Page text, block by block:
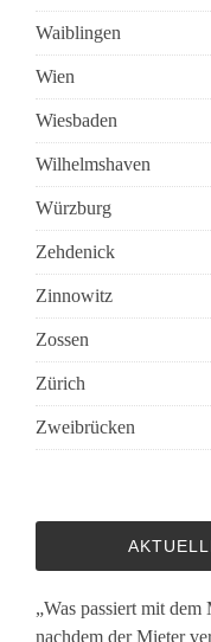
Waiblingen
Wien
Wiesbaden
Wilhelmshaven
Würzburg
Zehdenick
Zinnowitz
Zossen
Zürich
Zweibrücken
„Was passiert mit dem
nachdem der Mieter